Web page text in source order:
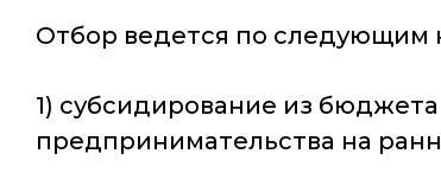
Отбор ведется по следующим
1) субсидирование из
предпринимательства на